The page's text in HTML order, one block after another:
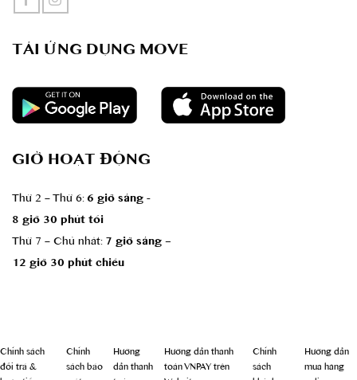
TẢI ỨNG DỤNG MOVE
GIỜ HOẠT ĐỘNG
Thứ 2 – Thứ 6:6 giờ sáng -
8 giờ 30 phút tối
Thứ 7 – Chủ nhât: 7 giờ sáng –
12 giờ 30 phút chiều
Chính sách
đổi trả &
Chính
sách bảo
Hướng
dẫn thanh
Hướng dẫn thanh
toán VNPAY trên
Chính
sách
Hướng dẫn
mua hàng